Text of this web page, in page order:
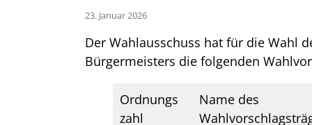
23. Januar 2026
Der Wahlausschuss hat für die Wahl
Bürgermeisters die folgenden
Ordnungs
zahl
Name des